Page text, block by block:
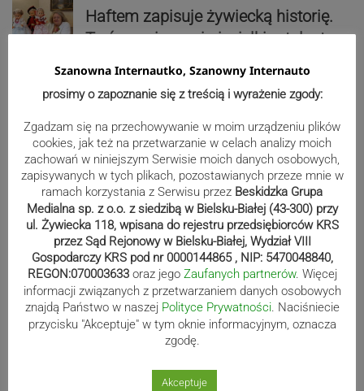
Haftem zapisuje żywiecką historię.
Twórczyni z pasją i wielkim talentem
„Miesiofoto” i jego interpretacje
okiem członków Cieszyńskiego
Towarzystwa Fotograficznego-
wernisaż wystawy| ZDJĘCIA
Zaginiony 82-latek. Mieszka na
Złotych Łanach
Kolarze przemknęli przez region
Szanowna Internautko, Szanowny Internauto
prosimy o zapoznanie się z treścią i wyrażenie zgody:
Zgadzam się na przechowywanie w moim urządzeniu plików
cookies, jak też na przetwarzanie w celach analizy moich
zachowań w niniejszym Serwisie moich danych osobowych,
zapisywanych w tych plikach, pozostawianych przeze mnie w
ramach korzystania z Serwisu przez Beskidzka Grupa
Medialna sp. z o.o. z siedzibą w Bielsku-Białej (43-300) przy
ul. Żywiecka 118, wpisana do rejestru przedsiębiorców KRS
przez Sąd Rejonowy w Bielsku-Białej, Wydział VIII
Gospodarczy KRS pod nr 0000144865 , NIP: 5470048840,
REGON:070003633 oraz jego Zaufanych partnerów. Więcej
informacji związanych z przetwarzaniem danych osobowych
znajdą Państwo w naszej Polityce Prywatności. Naciśniecie
przycisku "Akceptuje" w tym oknie informacyjnym, oznacza
zgodę.
Akceptuje